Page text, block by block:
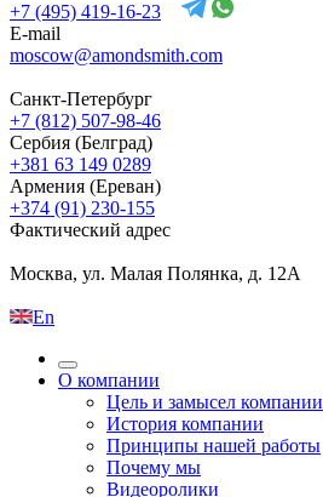
+7 (495) 419-16-23
E-mail
moscow@amondsmith.com
Санкт-Петербург
+7 (812) 507-98-46
Сербия (Белград)
+381 63 149 0289
Армения (Ереван)
+374 (91) 230-155
Фактический адрес
Москва, ул. Малая Полянка, д. 12А
En
О компании
Цель и замысел компании
История компании
Принципы нашей работы
Почему мы
Видеоролики